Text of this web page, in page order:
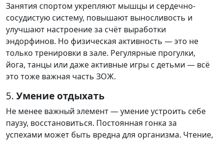
Занятия спортом укрепляют мышцы и сердечно-
сосудистую систему, повышают выносливость и
улучшают настроение за счёт выработки
эндорфинов. Но физическая активность — это не
только тренировки в зале. Регулярные прогулки,
йога, танцы или даже активные игры с детьми — всё
это тоже важная часть ЗОЖ.
5. Умение отдыхать
Не менее важный элемент — умение устроить себе
паузу, восстановиться. Постоянная гонка за
успехами может быть вредна для организма. Чтение,